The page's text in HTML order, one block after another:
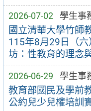
2026-07-02 學生事
國立清華大學竹師
115年8月29日（
坊：性教育的理念
2026-06-29 學生事
教育部國民及學前
公約兒少兒權培訓